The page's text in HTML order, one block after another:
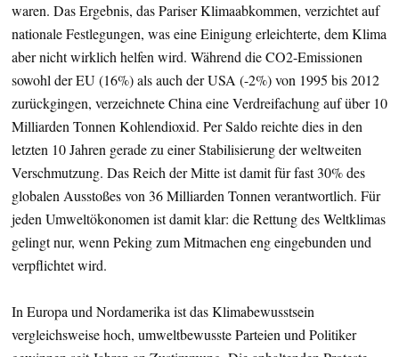
waren. Das Ergebnis, das Pariser Klimaabkommen, verzichtet auf
nationale Festlegungen, was eine Einigung erleichterte, dem Klima
aber nicht wirklich helfen wird. Während die CO2-Emissionen
sowohl der EU (16%) als auch der USA (-2%) von 1995 bis 2012
zurückgingen, verzeichnete China eine Verdreifachung auf über 10
Milliarden Tonnen Kohlendioxid. Per Saldo reichte dies in den
letzten 10 Jahren gerade zu einer Stabilisierung der weltweiten
Verschmutzung. Das Reich der Mitte ist damit für fast 30% des
globalen Ausstoßes von 36 Milliarden Tonnen verantwortlich. Für
jeden Umweltökonomen ist damit klar: die Rettung des Weltklimas
gelingt nur, wenn Peking zum Mitmachen eng eingebunden und
verpflichtet wird.
In Europa und Nordamerika ist das Klimabewusstsein
vergleichsweise hoch, umweltbewusste Parteien und Politiker